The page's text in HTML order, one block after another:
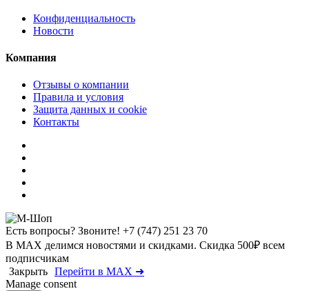
Конфиденциальность
Новости
Компания
Отзывы о компании
Правила и условия
Защита данных и cookie
Контакты
Есть вопросы? Звоните! +7 (747) 251 23 70
В MAX делимся новостями и скидками. Скидка 500₽ всем
подписчикам
Закрыть Перейти в MAX ➜
Manage consent